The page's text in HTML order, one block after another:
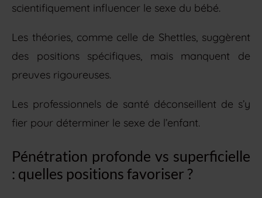
scientifiquement influencer le sexe du bébé.
Les théories, comme celle de Shettles, suggèrent
des positions spécifiques, mais manquent de
preuves rigoureuses.
Les professionnels de santé déconseillent de s’y
fier pour déterminer le sexe de l’enfant.
Pénétration profonde vs superficielle
: quelles positions favoriser ?